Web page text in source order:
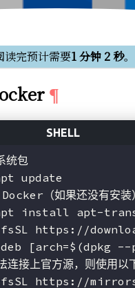
读完预计需要1 分钟 2 秒。
统包
update
（如果还没有安装）
install apt-
https://
[arch=$(dpkg
连接上官方源，则使用以
https://